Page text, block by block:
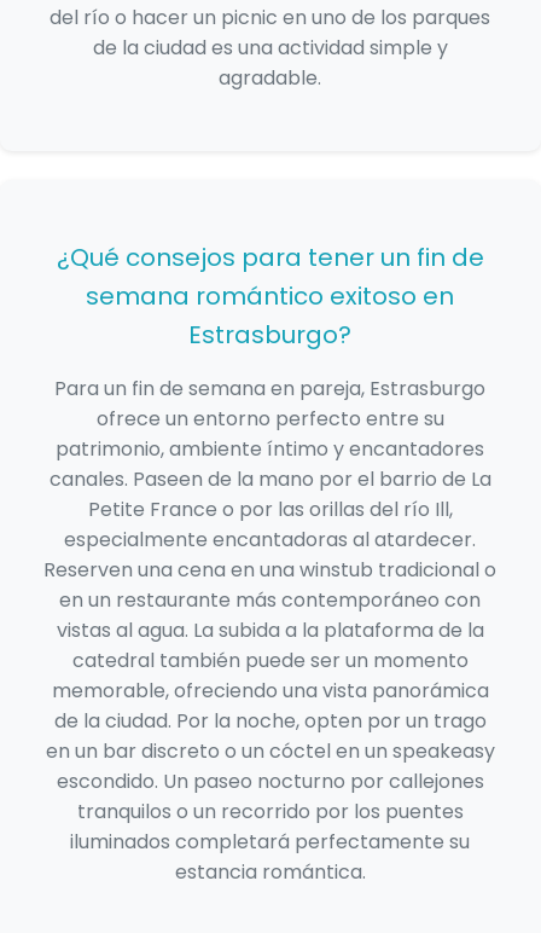
del río o hacer un picnic en uno de los parques
de la ciudad es una actividad simple y
agradable.
¿Qué consejos para tener un fin de
semana romántico exitoso en
Estrasburgo?
Para un fin de semana en pareja, Estrasburgo
ofrece un entorno perfecto entre su
patrimonio, ambiente íntimo y encantadores
canales. Paseen de la mano por el barrio de La
Petite France o por las orillas del río Ill,
especialmente encantadoras al atardecer.
Reserven una cena en una winstub tradicional o
en un restaurante más contemporáneo con
vistas al agua. La subida a la plataforma de la
catedral también puede ser un momento
memorable, ofreciendo una vista panorámica
de la ciudad. Por la noche, opten por un trago
en un bar discreto o un cóctel en un speakeasy
escondido. Un paseo nocturno por callejones
tranquilos o un recorrido por los puentes
iluminados completará perfectamente su
estancia romántica.